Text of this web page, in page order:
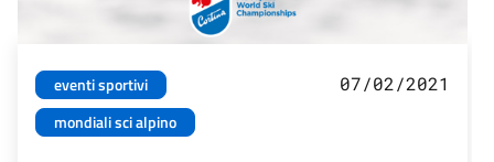
eventi sportivi
mondiali sci alpino
07/02/2021